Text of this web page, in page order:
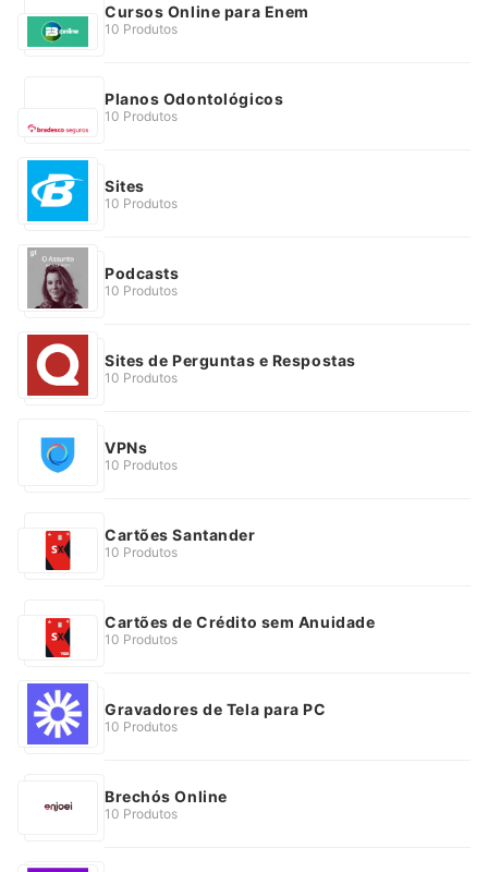
Cursos Online para Enem
10 Produtos
Planos Odontológicos
10 Produtos
Sites
10 Produtos
Podcasts
10 Produtos
Sites de Perguntas e Respostas
10 Produtos
VPNs
10 Produtos
Cartões Santander
10 Produtos
Cartões de Crédito sem Anuidade
10 Produtos
Gravadores de Tela para PC
10 Produtos
Brechós Online
10 Produtos